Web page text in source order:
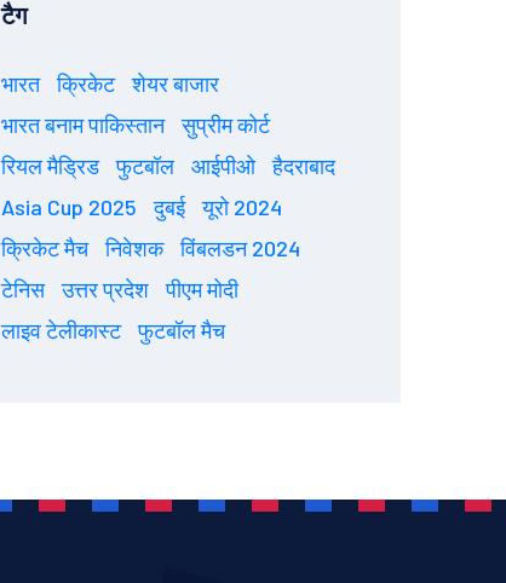
टैग
भारत क्रिकेट
शेयर बाजार
भारत बनाम पाकिस्तान
सुप्रीम कोर्ट
रियल मैड्रिड
फुटबॉल आईपीओ
हैदराबाद
Asia Cup 2025
दुबई
यूरो 2024
क्रिकेट मैच
निवेशक
विंबलडन 2024
टेनिस
उत्तर प्रदेश
पीएम मोदी
लाइव टेलीकास्ट
फुटबॉल मैच